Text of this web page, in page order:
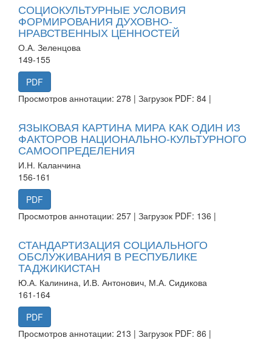
СОЦИОКУЛЬТУРНЫЕ УСЛОВИЯ
ФОРМИРОВАНИЯ ДУХОВНО-
НРАВСТВЕННЫХ ЦЕННОСТЕЙ
О.А. Зеленцова
149-155
PDF
Просмотров аннотации: 278 | Загрузок PDF: 84 |
ЯЗЫКОВАЯ КАРТИНА МИРА КАК ОДИН ИЗ
ФАКТОРОВ НАЦИОНАЛЬНО-КУЛЬТУРНОГО
САМООПРЕДЕЛЕНИЯ
И.Н. Каланчина
156-161
PDF
Просмотров аннотации: 257 | Загрузок PDF: 136 |
СТАНДАРТИЗАЦИЯ СОЦИАЛЬНОГО
ОБСЛУЖИВАНИЯ В РЕСПУБЛИКЕ
ТАДЖИКИСТАН
Ю.А. Калинина, И.В. Антонович, М.А. Сидикова
161-164
PDF
Просмотров аннотации: 213 | Загрузок PDF: 86 |